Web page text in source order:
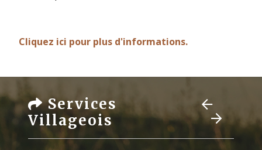
Cliquez ici pour plus d'informations.
Services
Villageois